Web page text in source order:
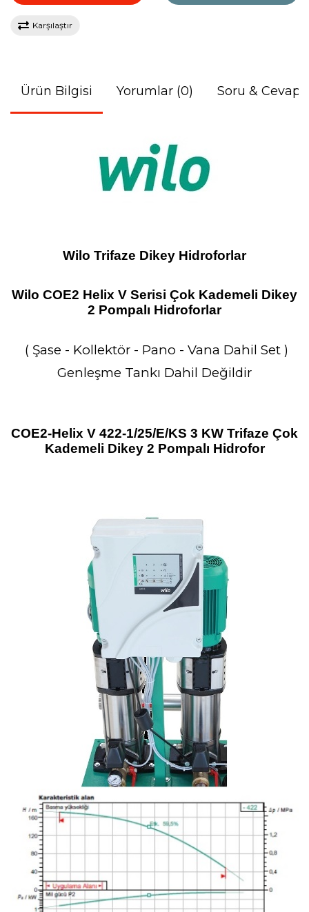
Karşılaştır
Ürün Bilgisi Yorumlar (0) Soru & Cevap
Wilo Trifaze Dikey Hidroforlar
Wilo COE2 Helix V Serisi Çok Kademeli Dikey
2 Pompalı Hidroforlar
( Şase - Kollektör - Pano - Vana Dahil Set )
Genleşme Tankı Dahil Değildir
COE2-Helix V 422-1/25/E/KS 3 KW Trifaze Çok
Kademeli Dikey 2 Pompalı Hidrofor